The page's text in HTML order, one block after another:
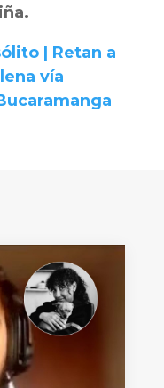
| Retan a
vía